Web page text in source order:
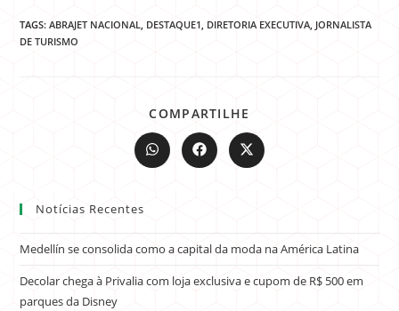
TAGS:ABRAJET NACIONAL, DESTAQUE1, DIRETORIA EXECUTIVA, JORNALISTA
DE TURISMO
COMPARTILHE
Notícias Recentes
Medellín se consolida como a capital da moda na América Latina
Decolar chega à Privalia com loja exclusiva e cupom de R$ 500 em
parques da Disney